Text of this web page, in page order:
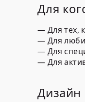
Для
— Для тех,
— Для
— Для
— Для
Дизайн